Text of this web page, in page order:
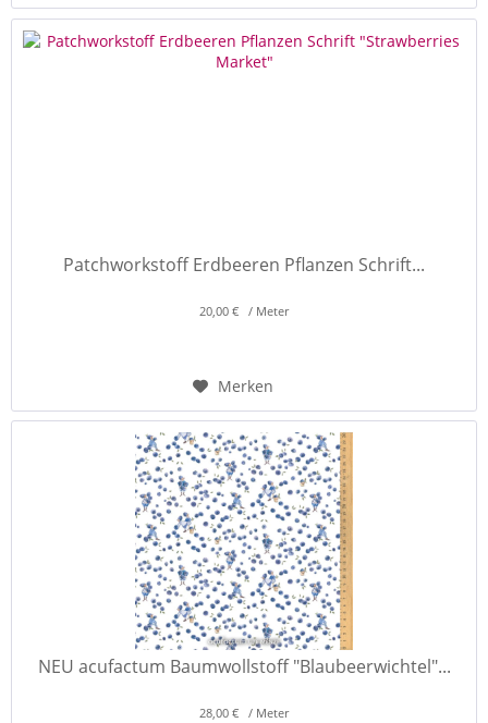
Patchworkstoff Erdbeeren Pflanzen Schrift...
20,00 € / Meter
Merken
NEU acufactum Baumwollstoff "Blaubeerwichtel"...
28,00 € / Meter